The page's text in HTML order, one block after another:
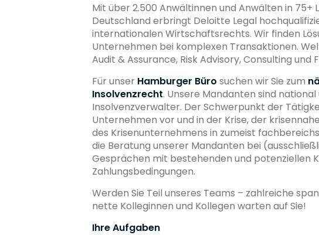
Mit über 2.500 Anwältinnen und Anwälten in
Deutschland erbringt Deloitte Legal
internationalen Wirtschaftsrechts. Wir finden
Unternehmen bei komplexen Transaktionen.
Audit & Assurance, Risk Advisory, Consulting und
Für unser Hamburger Büro suchen wir Sie zum
Insolvenzrecht. Unsere Mandanten sind
Insolvenzverwalter. Der Schwerpunkt der
Unternehmen vor und in der Krise, der
des Krisenunternehmens in zumeist
die Beratung unserer Mandanten bei
Gesprächen mit bestehenden und potenziellen
Zahlungsbedingungen.
Werden Sie Teil unseres Teams – zahlreiche
nette Kolleginnen und Kollegen warten auf Sie!
Ihre Aufgaben